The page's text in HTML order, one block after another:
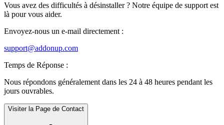
Vous avez des difficultés à désinstaller ? Notre équipe de support est
là pour vous aider.
Envoyez-nous un e-mail directement :
support@addonup.com
Temps de Réponse :
Nous répondons généralement dans les 24 à 48 heures pendant les
jours ouvrables.
Visiter la Page de Contact